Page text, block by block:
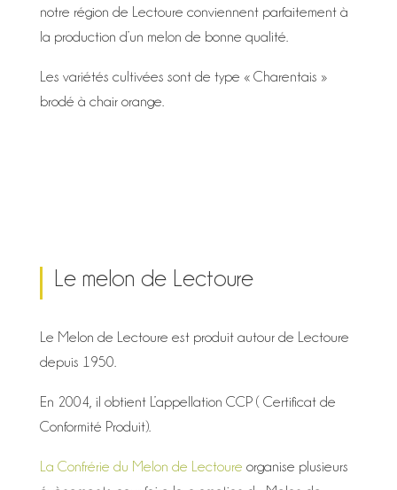
notre région de Lectoure conviennent parfaitement à
la production d’un melon de bonne qualité.
Les variétés cultivées sont de type « Charentais »
brodé à chair orange.
Le melon de Lectoure
Le Melon de Lectoure est produit autour de Lectoure
depuis 1950.
En 2004, il obtient L’appellation CCP ( Certificat de
Conformité Produit).
La Confrérie du Melon de Lectoure organise plusieurs